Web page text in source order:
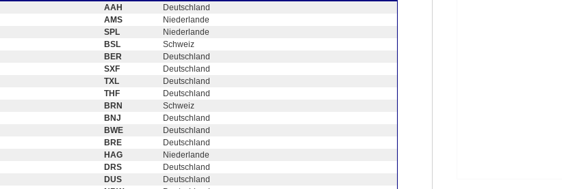
AAH
Deutschland
AMS
Niederlande
SPL
Niederlande
BSL
Schweiz
BER
Deutschland
SXF
Deutschland
TXL
Deutschland
THF
Deutschland
BRN
Schweiz
BNJ
Deutschland
BWE
Deutschland
BRE
Deutschland
HAG
Niederlande
DRS
Deutschland
DUS
Deutschland